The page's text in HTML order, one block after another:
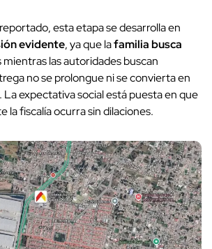
esta etapa se desarrolla en
evidente, ya que lafamilia busca
las autoridades buscan
no se prolongue ni se convierta en
La expectativa social está puesta en que
la fiscalía ocurra sin dilaciones.